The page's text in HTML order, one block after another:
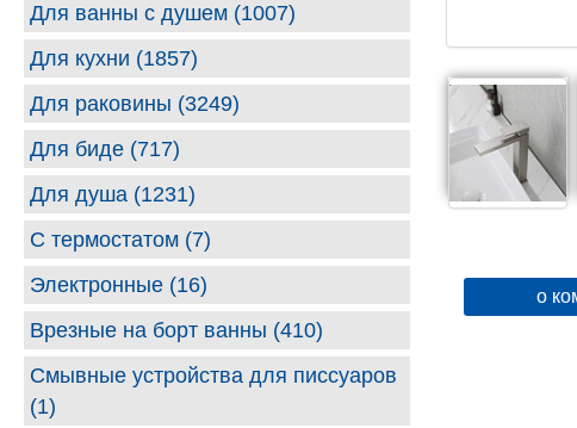
о
Для ванны с душем (1007)
Для кухни (1857)
Для раковины (3249)
Для биде (717)
Для душа (1231)
С термостатом (7)
Электронные (16)
Врезные на борт ванны (410)
Смывные устройства для писсуаров
(1)